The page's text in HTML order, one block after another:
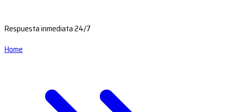
Respuesta inmediata 24/7
Home